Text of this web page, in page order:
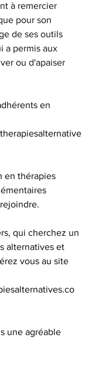
à remercier
pour son
de ses outils
a permis aux
ou d'apaiser
en
en thérapies
qui cherchez un
alternatives et
vous au site
une agréable